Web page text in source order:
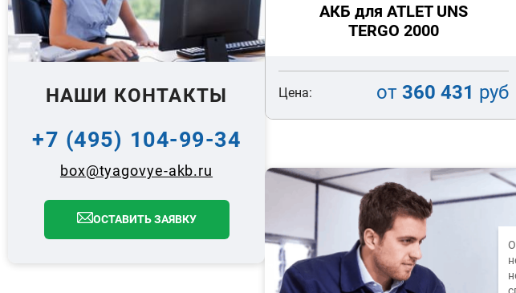
НАШИ КОНТАКТЫ
+7 (495) 104-99-34
box@tyagovye-akb.ru
ОСТАВИТЬ ЗАЯВКУ
АКБ для ATLET UNS
TERGO 2000
Цена: от360 431 руб